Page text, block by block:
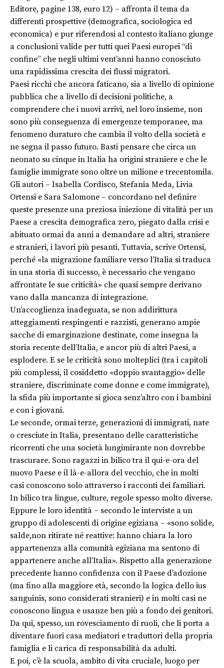
Editore, pagine 138, euro 12) – affronta il tema da
differenti prospettive (demografica, sociologica ed
economica) e pur riferendosi al contesto italiano giunge
a conclusioni valide per tutti quei Paesi europei “di
confine” che negli ultimi vent’anni hanno conosciuto
una rapidissima crescita dei flussi migratori.
Paesi ricchi che ancora faticano, sia a livello di opinione
pubblica che a livello di decisioni politiche, a
comprendere che i nuovi arrivi, nel loro insieme, non
sono più conseguenza di emergenze temporanee, ma
fenomeno duraturo che cambia il volto della società e
ne segna il passo futuro. Basti pensare che circa un
neonato su cinque in Italia ha origini straniere e che le
famiglie immigrate sono oltre un milione e trecentomila.
Gli autori – Isabella Cordisco, Stefania Meda, Livia
Ortensi e Sara Salomone – concordano nel definire
queste presenze una preziosa iniezione di vitalità per un
Paese a crescita demografica zero, piegato dalla crisi e
abituato ormai da anni a demandare ad altri, straniere
e stranieri, i lavori più pesanti. Tuttavia, scrive Ortensi,
perché «la migrazione familiare verso l’Italia si traduca
in una storia di successo, è necessario che vengano
affrontate le sue criticità» che quasi sempre derivano
vano dalla mancanza di integrazione.
Un’accoglienza inadeguata, se non addirittura
atteggiamenti respingenti e razzisti, generano ampie
sacche di emarginazione destinate, come insegna la
storia recente dell’Italia, e ancor più di altri Paesi, a
esplodere. E se le criticità sono molteplici (tra i capitoli
più complessi, il cosiddetto «doppio svantaggio» delle
straniere, discriminate come donne e come immigrate),
la sfida più importante si gioca senz’altro con i bambini
e con i giovani.
Le seconde, ormai terze, generazioni di immigrati, nate
o cresciute in Italia, presentano delle caratteristiche
ricorrenti che una società lungimirante non dovrebbe
trascurare. Sono ragazzi in bilico tra il qui-e-ora del
nuovo Paese e il là-e-allora del vecchio, che in molti
casi conoscono solo attraverso i racconti dei familiari.
In bilico tra lingue, culture, regole spesso molto diverse.
Eppure le loro identità – secondo le interviste a un
gruppo di adolescenti di origine egiziana – «sono solide,
salde,non ritirate né reattive: hanno chiara la loro
appartenenza alla comunità egiziana ma sentono di
appartenere anche all’Italia». Rispetto alla generazione
precedente hanno confidenza con il Paese d’adozione
(ma fino alla maggiore età, secondo la logica dello ius
sanguinis, sono considerati stranieri) e in molti casi ne
conoscono lingua e usanze ben più a fondo dei genitori.
Da qui, spesso, un rovesciamento di ruoli, che li porta a
diventare fuori casa mediatori e traduttori della propria
famiglia e li carica di responsabilità da adulti.
E poi, c’è la scuola, ambito di vita cruciale, luogo per